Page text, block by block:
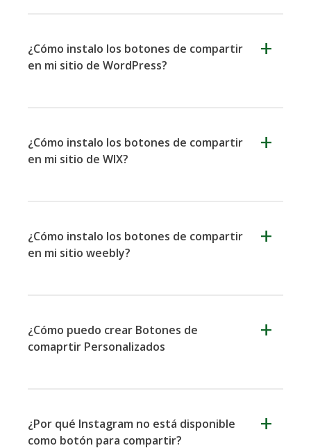
Iorbix Kakao
Nextdoor Outlook
Pinboard Tencentqq
¿Cómo instalo los botones de compartir
en mi sitio de WordPress?
¿Cómo instalo los botones de compartir
en mi sitio de WIX?
¿Cómo instalo los botones de compartir
en mi sitio weebly?
¿Cómo puedo crear Botones de
comaprtir Personalizados
¿Por qué Instagram no está disponible
como botón para compartir?